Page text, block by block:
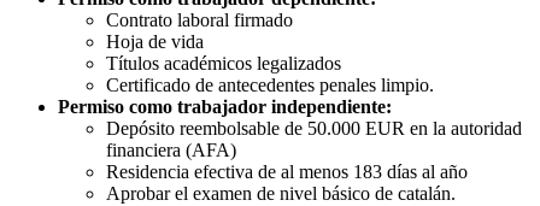
Contrato laboral firmado
Hoja de vida
Títulos académicos legalizados
Certificado de antecedentes penales limpio.
Permiso como trabajador independiente:
Depósito reembolsable de 50.000 EUR en la autoridad
financiera (AFA)
Residencia efectiva de al menos 183 días al año
Aprobar el examen de nivel básico de catalán.